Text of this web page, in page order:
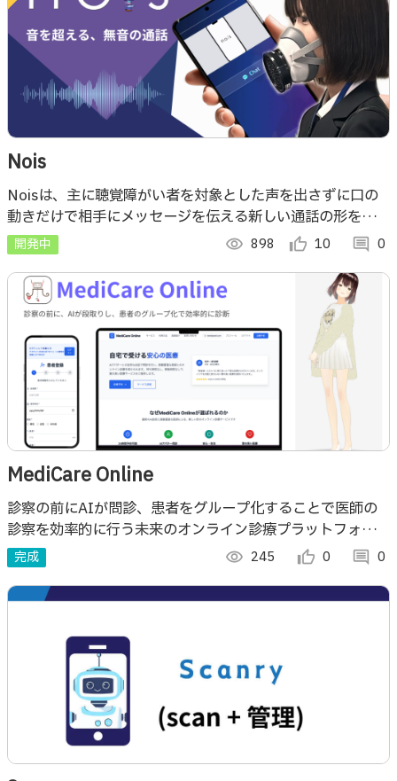
Nois
Noisは、主に聴覚障がい者を対象とした声を出さずに口の
動きだけで相手にメッセージを伝える新しい通話の形を提供
するアプリです。
開発中 visibility 898 thumb_up_alt 10 comment 0
MediCare Online
診察の前にAIが問診、患者をグループ化することで医師の
診察を効率的に行う未来のオンライン診療プラットフォー
ム。
完成 visibility 245 thumb_up_alt 0 comment 0